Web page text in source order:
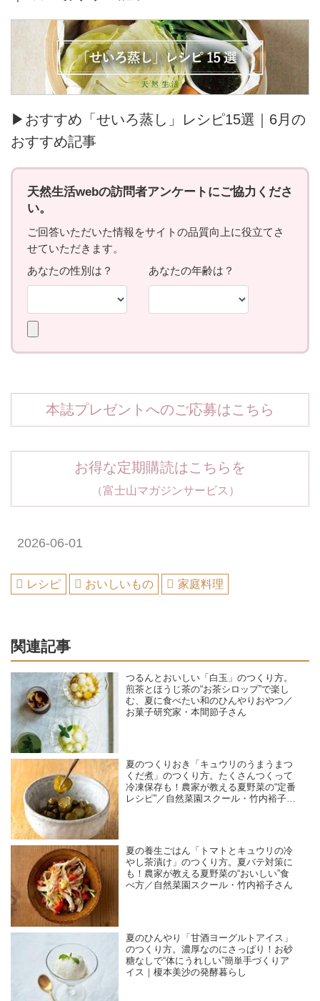
▶おすすめ「せいろ蒸し」レシピ15選｜6月の
おすすめ記事
本誌プレゼントへのご応募はこちら
お得な定期購読はこちらを
（富士山マガジンサービス）
2026-06-01
レシピ おいしいもの 家庭料理
関連記事
つるんとおいしい「白玉」のつくり方。
煎茶とほうじ茶の“お茶シロップ”で楽し
む、夏に食べたい和のひんやりおやつ／
お菓子研究家・本間節子さん
夏のつくりおき「キュウリのうまうまつ
くだ煮」のつくり方。たくさんつくって
冷凍保存も！農家が教える夏野菜の“定番
レシピ”／自然菜園スクール・竹内裕子さ
夏の養生ごはん「トマトとキュウリの冷
やし茶漬け」のつくり方。夏バテ対策に
も！農家が教える夏野菜の“おいしい”食
べ方／自然菜園スクール・竹内裕子さん
夏のひんやり「甘酒ヨーグルトアイス」
のつくり方。濃厚なのにさっぱり！お砂
糖なしで“体にうれしい”簡単手づくりア
イス｜榎本美沙の発酵暮らし